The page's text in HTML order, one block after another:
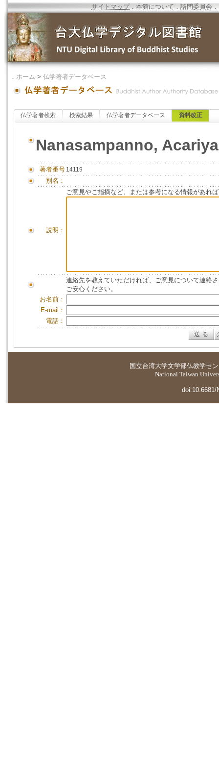
サイトマップ．本館について ．諮問委員会 ．
． ホーム > 仏学著者データベース
仏学著者検索 検索結果 仏学著者データベース 資料改正
Nanasampanno,
著者番号 14119
別名：
説明：
ご意見やご指摘など、または参考になる情報があれ
連絡先を教えていただければ、ご意見について連絡
ご安心ください。
お名前：
E-mail：
電話：
国立台湾大学文学部仏教学セ
National Taiwan
doi:10.6681/